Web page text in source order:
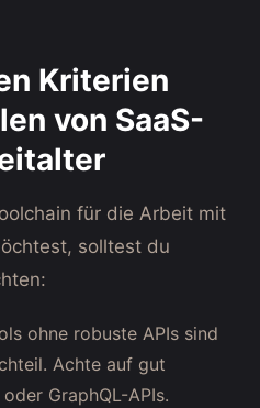
Kriterien
von SaaS-
für die Arbeit mit
solltest du
ohne robuste APIs sind
Achte auf gut
GraphQL-APIs.